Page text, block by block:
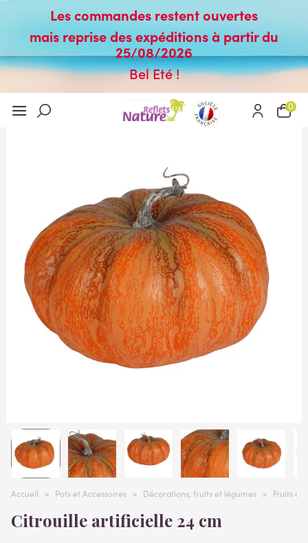
Les commandes restent ouvertes
mais reprise des expéditions à partir du
25/08/2026
Bel Eté !
0
Accueil > Pots et Accessoires > Décorations, fruits et légumes > Fruits et
Citrouille artificielle 24 cm